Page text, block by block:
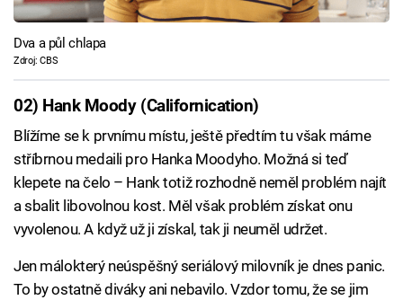
Dva a půl chlapa
Zdroj: CBS
02) Hank Moody (Californication)
Blížíme se k prvnímu místu, ještě předtím tu však máme
stříbrnou medaili pro Hanka Moodyho. Možná si teď
klepete na čelo – Hank totiž rozhodně neměl problém najít
a sbalit libovolnou kost. Měl však problém získat onu
vyvolenou. A když už ji získal, tak ji neuměl udržet.
Jen málokterý neúspěšný seriálový milovník je dnes panic.
To by ostatně diváky ani nebavilo. Vzdor tomu, že se jim